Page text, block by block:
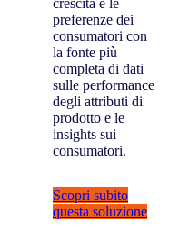
crescita e le
preferenze dei
consumatori con
la fonte più
completa di dati
sulle performance
degli attributi di
prodotto e le
insights sui
consumatori.
Scopri subito
questa soluzione